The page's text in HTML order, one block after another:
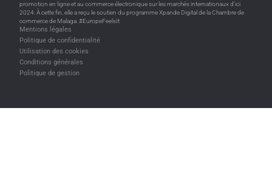
promotion en ligne et au commerce électronique sur les marchés internationaux d’ici
2024. À cette fin, elle a reçu le soutien du programme Xpande Digital de la Chambre de
commerce de Malaga. #EuropeFeelsIt
Mentions légales
Politique de confidentialité
Utilisation des cookies
Conditions générales
Politique de gestion